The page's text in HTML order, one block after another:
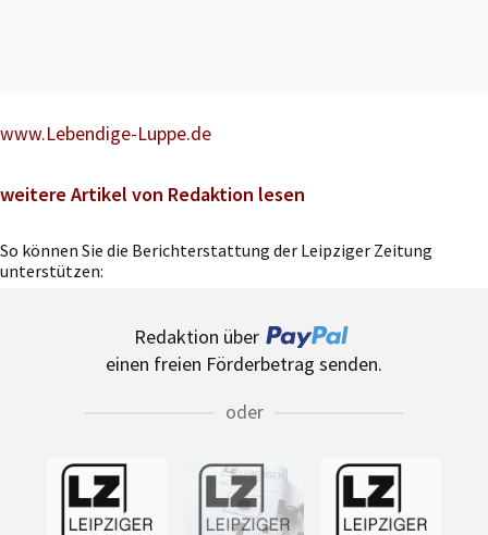
www.Lebendige-Luppe.de
weitere Artikel von Redaktion lesen
So können Sie die Berichterstattung der Leipziger Zeitung
unterstützen:
Redaktion über
einen freien Förderbetrag senden.
oder